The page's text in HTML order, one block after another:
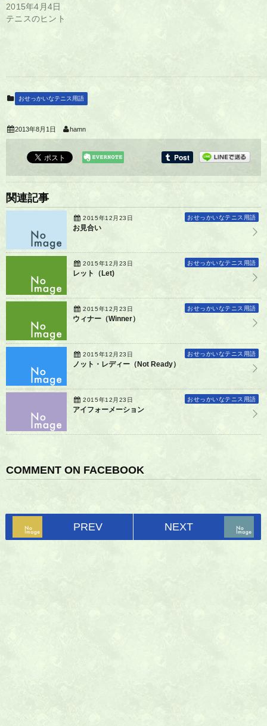
2015年4月4日
テニスのヒント
おせっかいなテニス用語
2013年8月1日 hamn
関連記事
2015年12月23日 おせっかいなテニス用語
お見合い
2015年12月23日 おせっかいなテニス用語
レット（Let)
2015年12月23日 おせっかいなテニス用語
ウィナー（Winner）
2015年12月23日 おせっかいなテニス用語
ノット・レディー（Not Ready）
2015年12月23日 おせっかいなテニス用語
アイフォーメーション
COMMENT ON FACEBOOK
PREV NEXT